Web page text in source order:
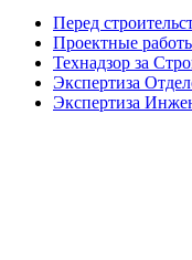
Перед
Проектные
Технадзор за
Экспертиза
Экспертиза